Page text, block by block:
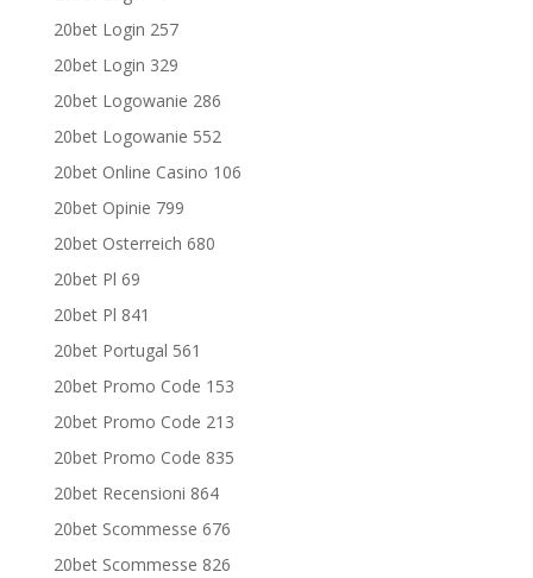
20bet Login 257
20bet Login 329
20bet Logowanie 286
20bet Logowanie 552
20bet Online Casino 106
20bet Opinie 799
20bet Osterreich 680
20bet Pl 69
20bet Pl 841
20bet Portugal 561
20bet Promo Code 153
20bet Promo Code 213
20bet Promo Code 835
20bet Recensioni 864
20bet Scommesse 676
20bet Scommesse 826